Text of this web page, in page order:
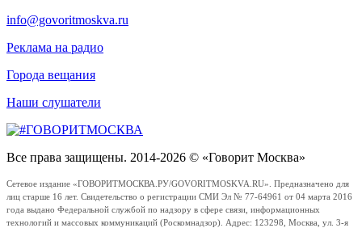
info@govoritmoskva.ru
Реклама на радио
Города вещания
Наши слушатели
Все права защищены. 2014-2026 © «Говорит Москва»
Сетевое издание «ГОВОРИТМОСКВА.РУ/GOVORITMOSKVA.RU». Предназначено для
лиц старше 16 лет. Свидетельство о регистрации СМИ Эл № 77-64961 от 04 марта 2016
года выдано Федеральной службой по надзору в сфере связи, информационных
технологий и массовых коммуникаций (Роскомнадзор). Адрес: 123298, Москва, ул. 3-я